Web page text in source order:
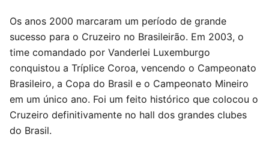
Os anos 2000 marcaram um período de grande
sucesso para o Cruzeiro no Brasileirão. Em 2003, o
time comandado por Vanderlei Luxemburgo
conquistou a Tríplice Coroa, vencendo o Campeonato
Brasileiro, a Copa do Brasil e o Campeonato Mineiro
em um único ano. Foi um feito histórico que colocou o
Cruzeiro definitivamente no hall dos grandes clubes
do Brasil.